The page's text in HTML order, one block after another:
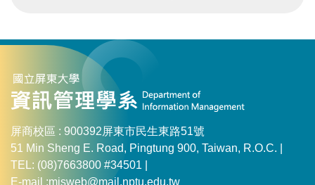
屏商校區 : 900392屏東市民生東路51號
51 Min Sheng E. Road, Pingtung 900, Taiwan, R.O.C. |
TEL: (08)7663800 #34501 |
E-mail :misweb@mail.nptu.edu.tw